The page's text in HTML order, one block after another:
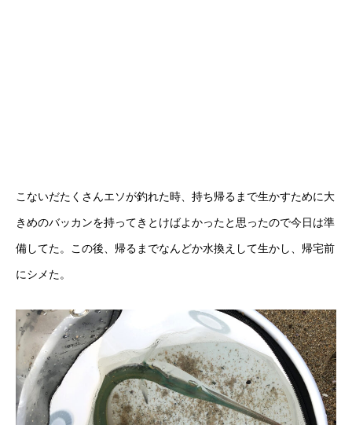
こないだたくさんエソが釣れた時、持ち帰るまで生かすために大
きめのバッカンを持ってきとけばよかったと思ったので今日は準
備してた。この後、帰るまでなんどか水換えして生かし、帰宅前
にシメた。